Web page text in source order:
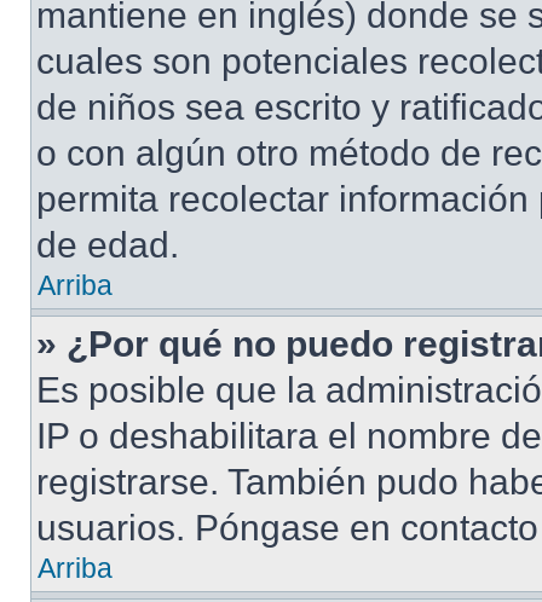
mantiene en inglés) donde se
cuales son potenciales
de niños sea escrito y
o con algún otro método de
permita recolectar
de edad.
Arriba
» ¿Por qué no puedo
Es posible que la
IP o deshabilitara el nombre
registrarse. También pudo
usuarios. Póngase en
Arriba